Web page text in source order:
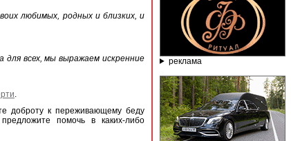
любимых, родных и близких, и
всех, мы выражаем искренние
.
доброту к переживающему беду
помочь в каких-либо
реклама